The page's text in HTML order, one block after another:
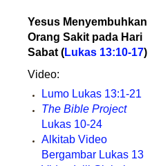
Yesus Menyembuhkan
Orang Sakit pada Hari
Sabat (Lukas 13:10-17)
Video:
Lumo Lukas 13:1-21
The Bible Project
Lukas 10-24
Alkitab Video
Bergambar Lukas 13